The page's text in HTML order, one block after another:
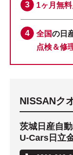
1ヶ月無
全国の日
点検＆修
NISSANク
茨城日産自
U-Cars日立